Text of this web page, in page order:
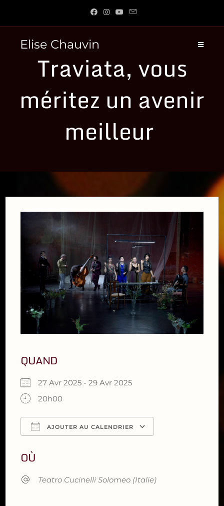
Elise Chauvin
Traviata, vous
méritez un avenir
meilleur
QUAND
27 Avr 2025 - 29 Avr 2025
20h00
AJOUTER AU CALENDRIER
OÙ
Teatro Cucinelli Solomeo (Italie)